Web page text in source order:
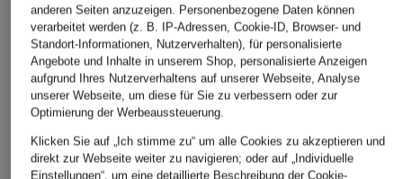
anderen Seiten anzuzeigen. Personenbezogene Daten können
verarbeitet werden (z. B. IP-Adressen, Cookie-ID, Browser- und
Standort-Informationen, Nutzerverhalten), für personalisierte
Angebote und Inhalte in unserem Shop, personalisierte Anzeigen
aufgrund Ihres Nutzerverhaltens auf unserer Webseite, Analyse
unserer Webseite, um diese für Sie zu verbessern oder zur
Optimierung der Werbeaussteuerung.
Klicken Sie auf „Ich stimme zu“ um alle Cookies zu akzeptieren und
direkt zur Webseite weiter zu navigieren; oder auf „Individuelle
Einstellungen“, um eine detaillierte Beschreibung der Cookie-